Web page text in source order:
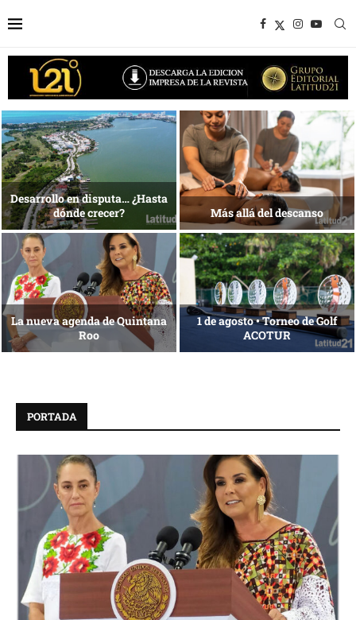
1 al 28 de agosto •
Fundación Isleña
Energía que Impulsa la
competitividad
Reconocimiento de viajeros La esencia del servicio
PORTADA